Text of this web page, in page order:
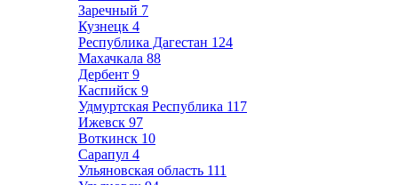
Заречный 7
Кузнецк 4
Республика Дагестан 124
Махачкала 88
Дербент 9
Каспийск 9
Удмуртская Республика 117
Ижевск 97
Воткинск 10
Сарапул 4
Ульяновская область 111